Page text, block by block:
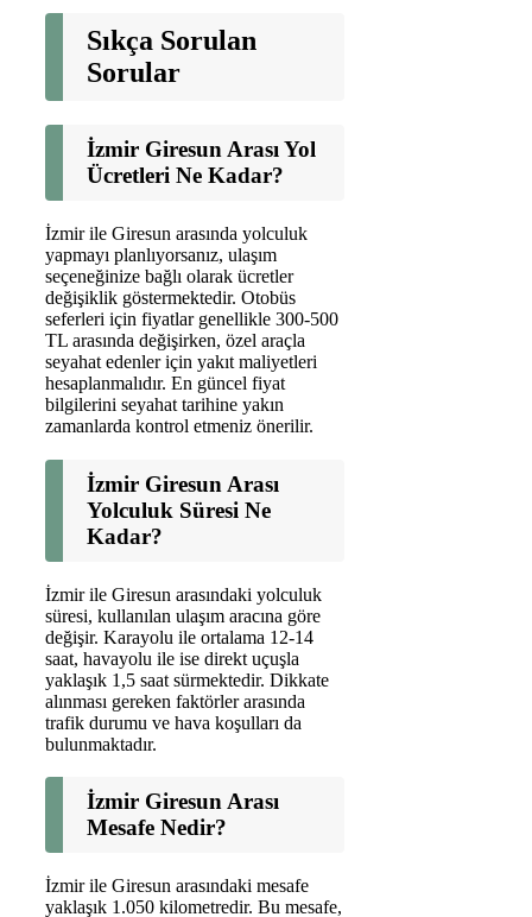
Sıkça Sorulan
Sorular
İzmir Giresun Arası Yol
Ücretleri Ne Kadar?
İzmir ile Giresun arasında yolculuk
yapmayı planlıyorsanız, ulaşım
seçeneğinize bağlı olarak ücretler
değişiklik göstermektedir. Otobüs
seferleri için fiyatlar genellikle 300-500
TL arasında değişirken, özel araçla
seyahat edenler için yakıt maliyetleri
hesaplanmalıdır. En güncel fiyat
bilgilerini seyahat tarihine yakın
zamanlarda kontrol etmeniz önerilir.
İzmir Giresun Arası
Yolculuk Süresi Ne
Kadar?
İzmir ile Giresun arasındaki yolculuk
süresi, kullanılan ulaşım aracına göre
değişir. Karayolu ile ortalama 12-14
saat, havayolu ile ise direkt uçuşla
yaklaşık 1,5 saat sürmektedir. Dikkate
alınması gereken faktörler arasında
trafik durumu ve hava koşulları da
bulunmaktadır.
İzmir Giresun Arası
Mesafe Nedir?
İzmir ile Giresun arasındaki mesafe
yaklaşık 1.050 kilometredir. Bu mesafe,